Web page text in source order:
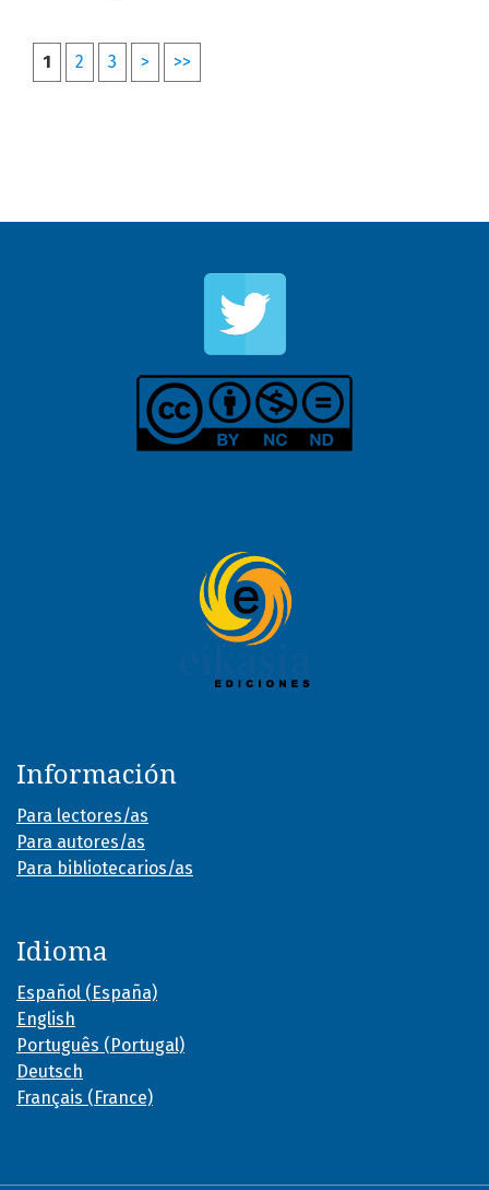
1 2 3 > >>
Información
Para lectores/as
Para autores/as
Para bibliotecarios/as
Idioma
Español (España)
English
Português (Portugal)
Deutsch
Français (France)